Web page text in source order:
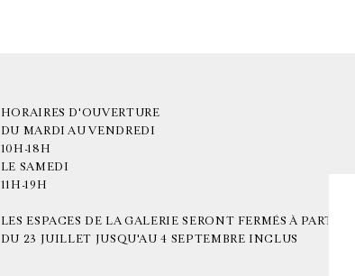
HORAIRES D'OUVERTURE
DU MARDI AU VENDREDI
10H-18H
LE SAMEDI
11H-19H
LES ESPACES DE LA GALERIE SERONT FERMÉS À PARTIR
DU 23 JUILLET JUSQU'AU 4 SEPTEMBRE INCLUS